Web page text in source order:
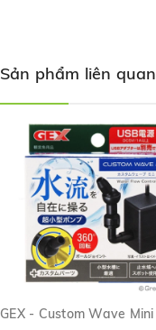
Sản phẩm liên quan
GEX - Custom Wave Mini